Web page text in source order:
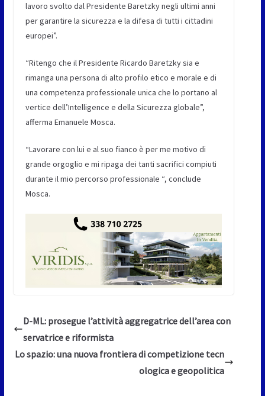
lavoro svolto dal Presidente Baretzky negli ultimi anni
per garantire la sicurezza e la difesa di tutti i cittadini
europei”.
“Ritengo che il Presidente Ricardo Baretzky sia e
rimanga una persona di alto profilo etico e morale e di
una competenza professionale unica che lo portano al
vertice dell’Intelligence e della Sicurezza globale”,
afferma Emanuele Mosca.
“Lavorare con lui e al suo fianco è per me motivo di
grande orgoglio e mi ripaga dei tanti sacrifici compiuti
durante il mio percorso professionale “, conclude
Mosca.
D-ML: prosegue l’attività aggregatrice dell’area con
servatrice e riformista
Lo spazio: una nuova frontiera di competizione tecn
ologica e geopolitica